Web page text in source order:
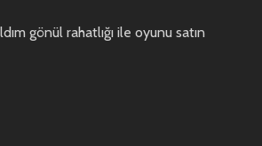
gönül rahatlığı ile oyunu satın